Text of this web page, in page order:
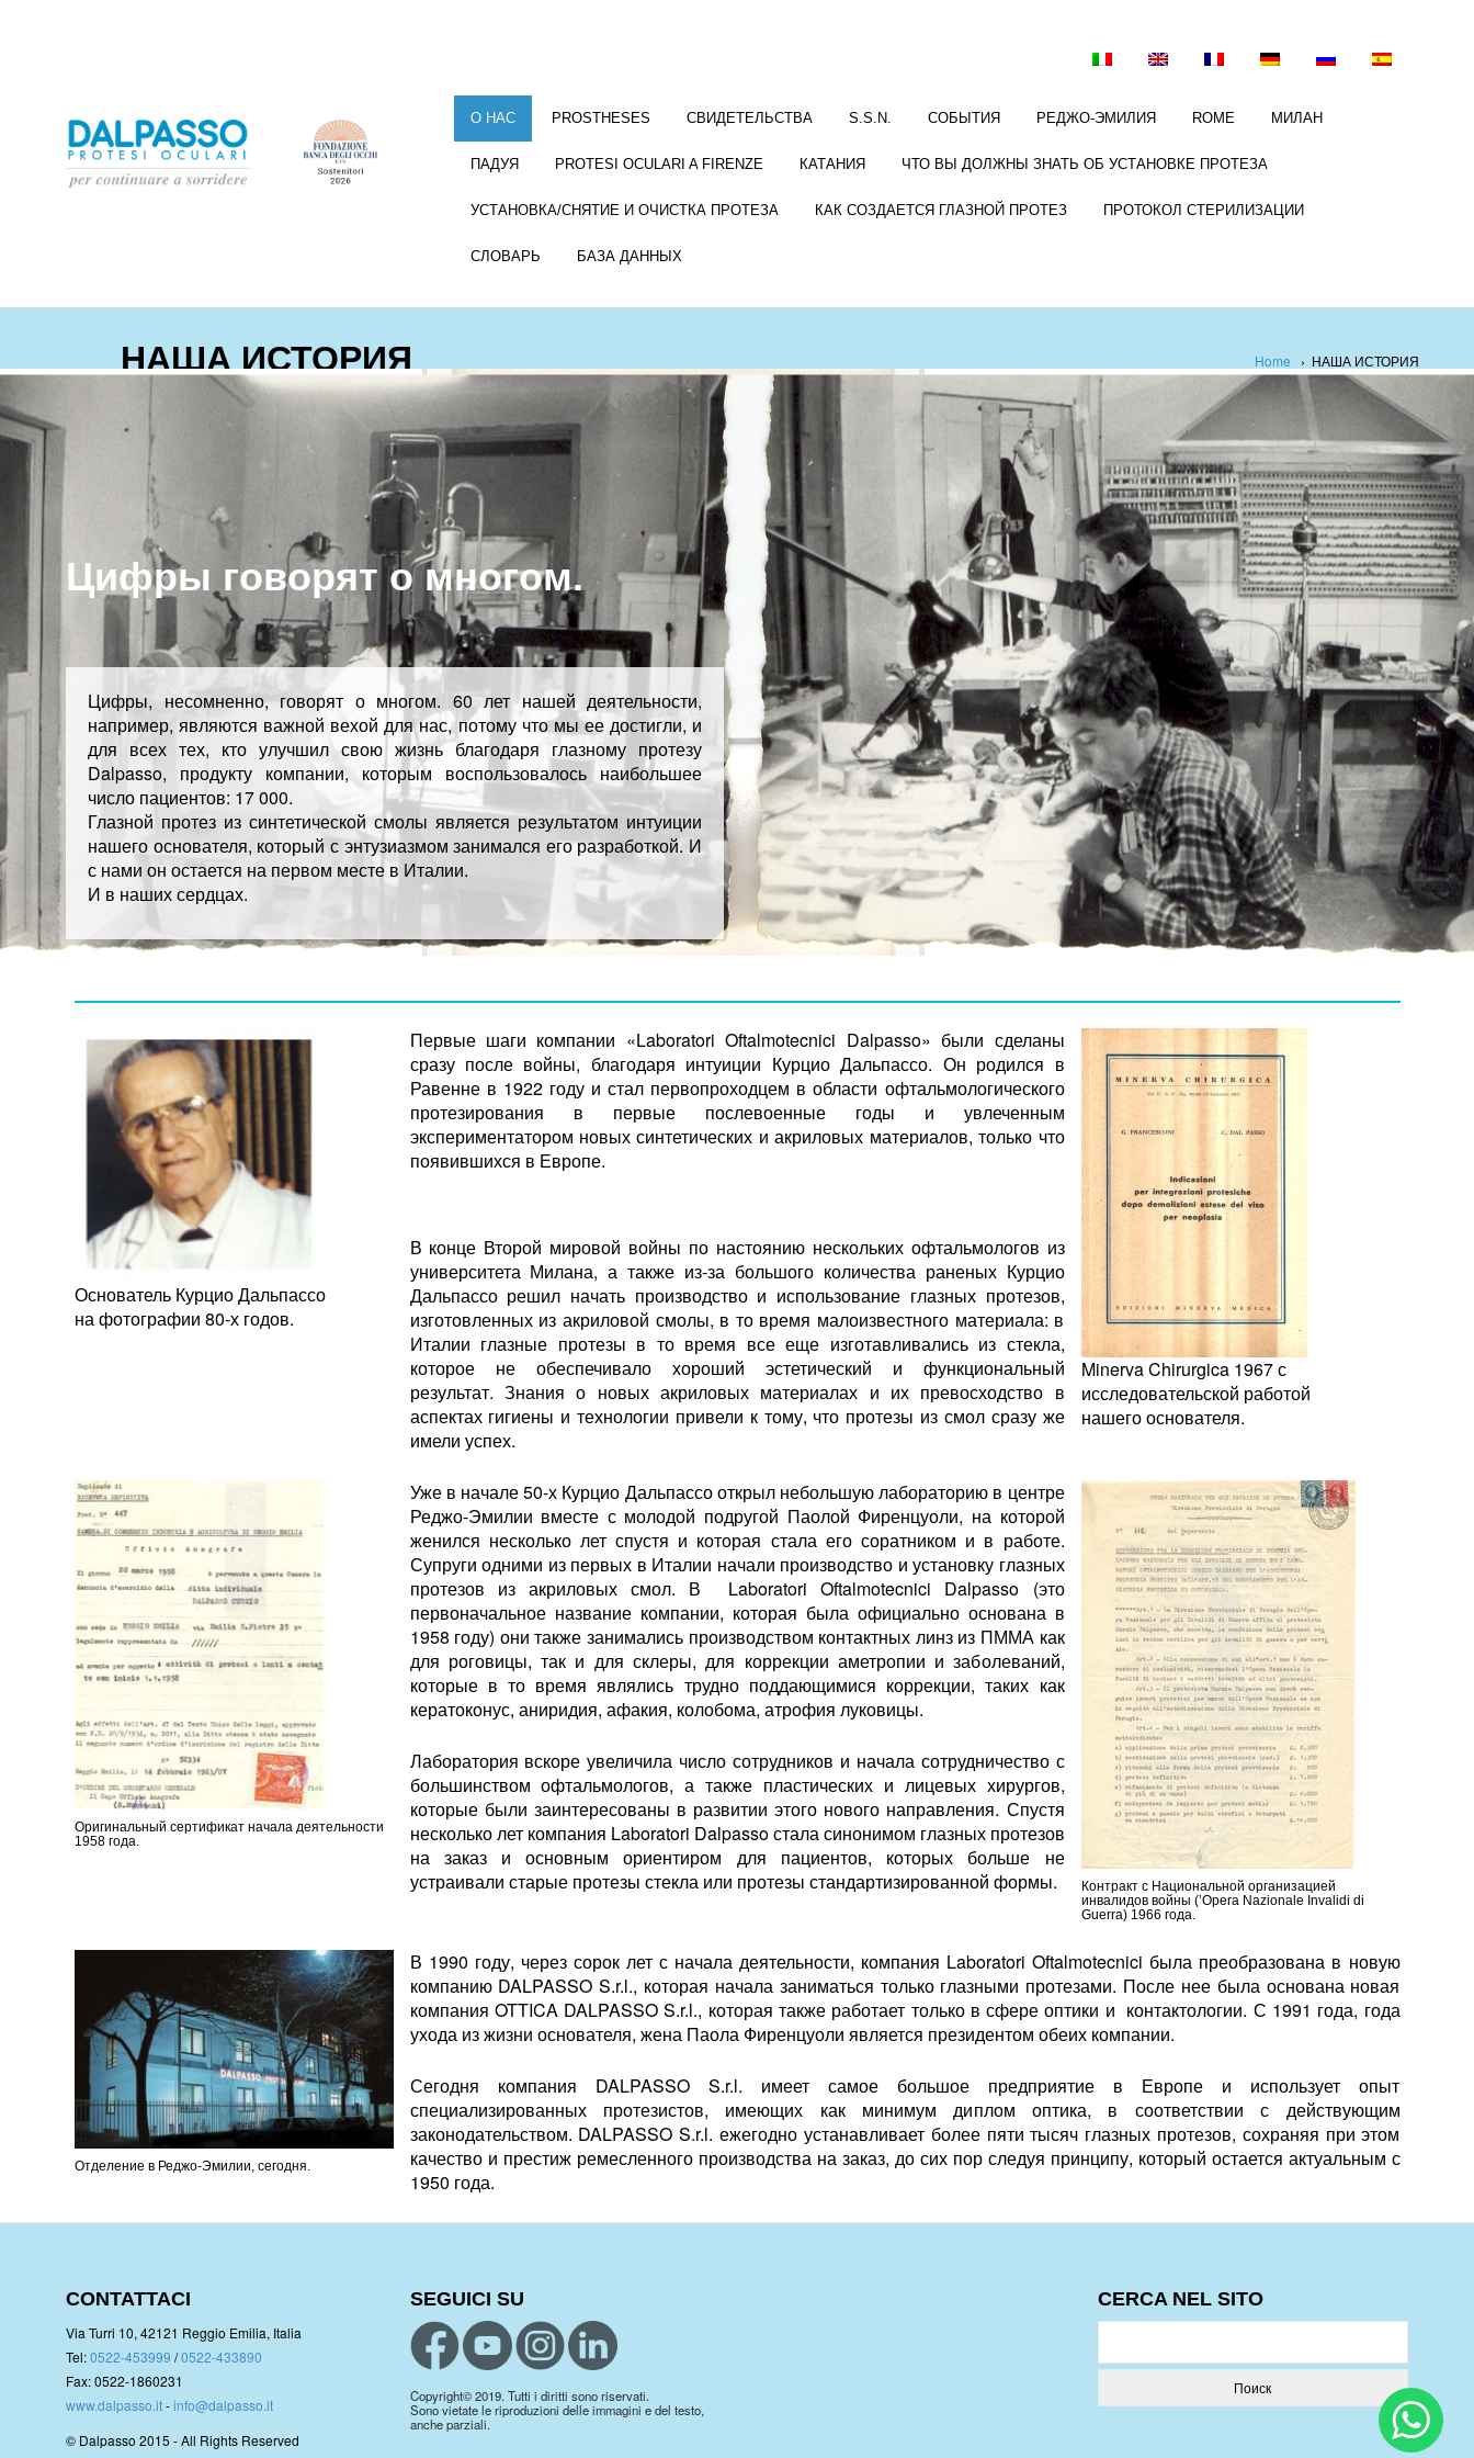
О НАС PROSTHESES СВИДЕТЕЛЬСТВА S.S.N. СОБЫТИЯ РЕДЖО-ЭМИЛИЯ ROME МИЛАН
ПАДУЯ PROTESI OCULARI A FIRENZE КАТАНИЯ ЧТО ВЫ ДОЛЖНЫ ЗНАТЬ ОБ УСТАНОВКЕ ПРОТЕЗА
УСТАНОВКА/СНЯТИЕ И ОЧИСТКА ПРОТЕЗА КАК СОЗДАЕТСЯ ГЛАЗНОЙ ПРОТЕЗ ПРОТОКОЛ СТЕРИЛИЗАЦИИ
СЛОВАРЬ БАЗА ДАННЫХ
НАША ИСТОРИЯ Home › НАША ИСТОРИЯ
Цифры говорят о многом.
Цифры, несомненно, говорят о многом. 60 лет нашей деятельности,
например, являются важной вехой для нас, потому что мы ее достигли, и
для всех тех, кто улучшил свою жизнь благодаря глазному протезу
Dalpasso, продукту компании, которым воспользовалось наибольшее
число пациентов: 17 000.
Глазной протез из синтетической смолы является результатом интуиции
нашего основателя, который с энтузиазмом занимался его разработкой. И
с нами он остается на первом месте в Италии.
И в наших сердцах.
Основатель Курцио Дальпассо
на фотографии 80-х годов.
Первые шаги компании «Laboratori Oftalmotecnici Dalpasso» были сделаны
сразу после войны, благодаря интуиции Курцио Дальпассо. Он родился в
Равенне в 1922 году и стал первопроходцем в области офтальмологического
протезирования в первые послевоенные годы и увлеченным
экспериментатором новых синтетических и акриловых материалов, только что
появившихся в Европе.
В конце Второй мировой войны по настоянию нескольких офтальмологов из
университета Милана, а также из-за большого количества раненых Курцио
Дальпассо решил начать производство и использование глазных протезов,
изготовленных из акриловой смолы, в то время малоизвестного материала: в
Италии глазные протезы в то время все еще изготавливались из стекла,
которое не обеспечивало хороший эстетический и функциональный
результат. Знания о новых акриловых материалах и их превосходство в
аспектах гигиены и технологии привели к тому, что протезы из смол сразу же
имели успех.
Minerva Chirurgica 1967 с
исследовательской работой
нашего основателя.
Оригинальный сертификат начала деятельности
1958 года.
Уже в начале 50-х Курцио Дальпассо открыл небольшую лабораторию в центре
Реджо-Эмилии вместе с молодой подругой Паолой Фиренцуоли, на которой
женился несколько лет спустя и которая стала его соратником и в работе.
Супруги одними из первых в Италии начали производство и установку глазных
протезов из акриловых смол. В Laboratori Oftalmotecnici Dalpasso (это
первоначальное название компании, которая была официально основана в
1958 году) они также занимались производством контактных линз из ПММА как
для роговицы, так и для склеры, для коррекции аметропии и заболеваний,
которые в то время являлись трудно поддающимися коррекции, таких как
кератоконус, аниридия, афакия, колобома, атрофия луковицы.
Лаборатория вскоре увеличила число сотрудников и начала сотрудничество с
большинством офтальмологов, а также пластических и лицевых хирургов,
которые были заинтересованы в развитии этого нового направления. Спустя
несколько лет компания Laboratori Dalpasso стала синонимом глазных протезов
на заказ и основным ориентиром для пациентов, которых больше не
устраивали старые протезы стекла или протезы стандартизированной формы.
Контракт с Национальной организацией
инвалидов войны (’Opera Nazionale Invalidi di
Guerra) 1966 года.
Отделение в Реджо-Эмилии, сегодня.
В 1990 году, через сорок лет с начала деятельности, компания Laboratori Oftalmotecnici была преобразована в новую
компанию DALPASSO S.r.l., которая начала заниматься только глазными протезами. После нее была основана новая
компания OTTICA DALPASSO S.r.l., которая также работает только в сфере оптики и контактологии. С 1991 года, года
ухода из жизни основателя, жена Паола Фиренцуоли является президентом обеих компании.
Сегодня компания DALPASSO S.r.l. имеет самое большое предприятие в Европе и использует опыт
специализированных протезистов, имеющих как минимум диплом оптика, в соответствии с действующим
законодательством. DALPASSO S.r.l. ежегодно устанавливает более пяти тысяч глазных протезов, сохраняя при этом
качество и престиж ремесленного производства на заказ, до сих пор следуя принципу, который остается актуальным с
1950 года.
CONTATTACI
Via Turri 10, 42121 Reggio Emilia, Italia
Tel:0522-453999 /0522-433890
Fax: 0522-1860231
www.dalpasso.it-info@dalpasso.it
© Dalpasso 2015 - All Rights Reserved
SEGUICI SU
Copyright© 2019. Tutti i diritti sono riservati.
Sono vietate le riproduzioni delle immagini e del testo,
anche parziali.
CERCA NEL SITO